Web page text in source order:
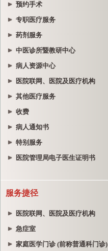
预约手术
专职医疗服务
药剂服务
中医诊所暨教研中心
病人资源中心
医院联网、医院及医疗机构
其他医疗服务
收费
病人通知书
特别服务
医院管理局电子医生证明书
服务捷径
医院联网、医院及医疗机构
急症室
家庭医学门诊 (前称普通科门诊)